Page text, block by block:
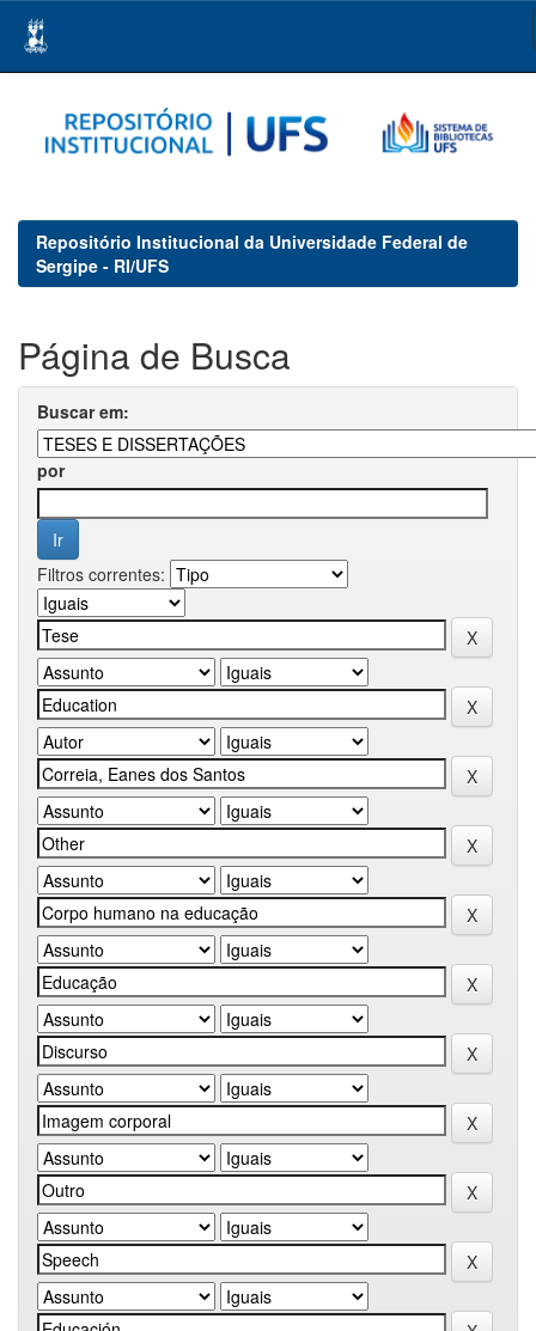
navigation
Repositório Institucional da Universidade Federal de
Sergipe - RI/UFS
Página de Busca
Buscar em:
por
Filtros correntes: